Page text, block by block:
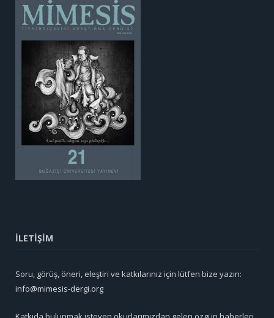
İLETİŞİM
Soru, görüş, öneri, eleştiri ve katkılarınız için lütfen bize yazın:
info@mimesis-dergi.org